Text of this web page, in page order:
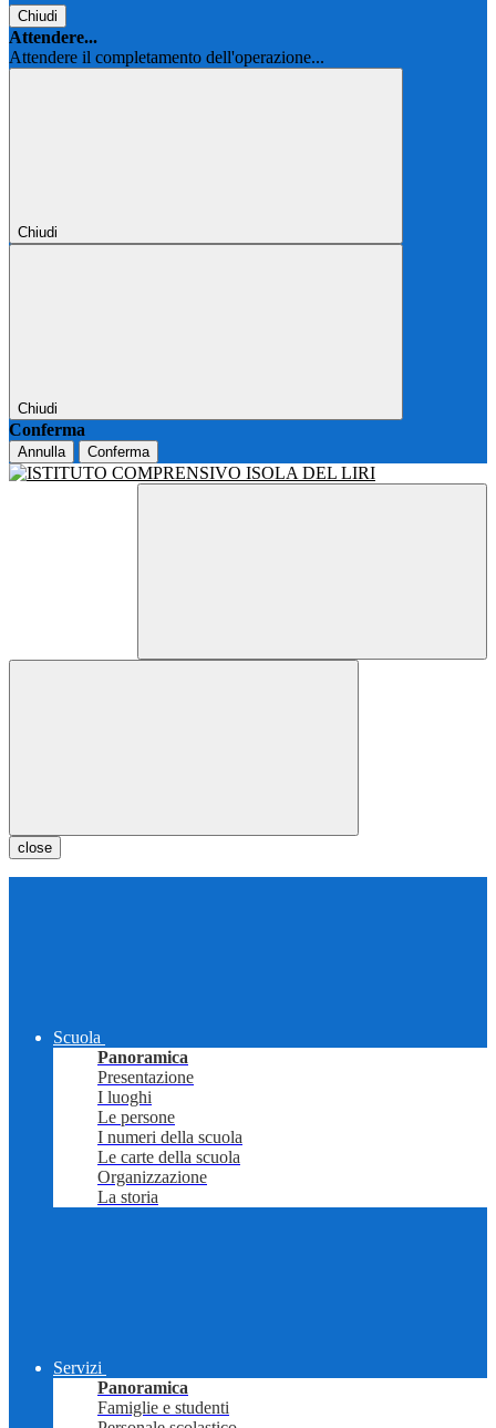
Chiudi
Attendere...
Attendere il completamento dell'operazione...
Chiudi
Chiudi
Conferma
Annulla Conferma
close
Scuola
Panoramica
Presentazione
I luoghi
Le persone
I numeri della scuola
Le carte della scuola
Organizzazione
La storia
Servizi
Panoramica
Famiglie e studenti